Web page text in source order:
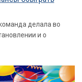
делала во
и о